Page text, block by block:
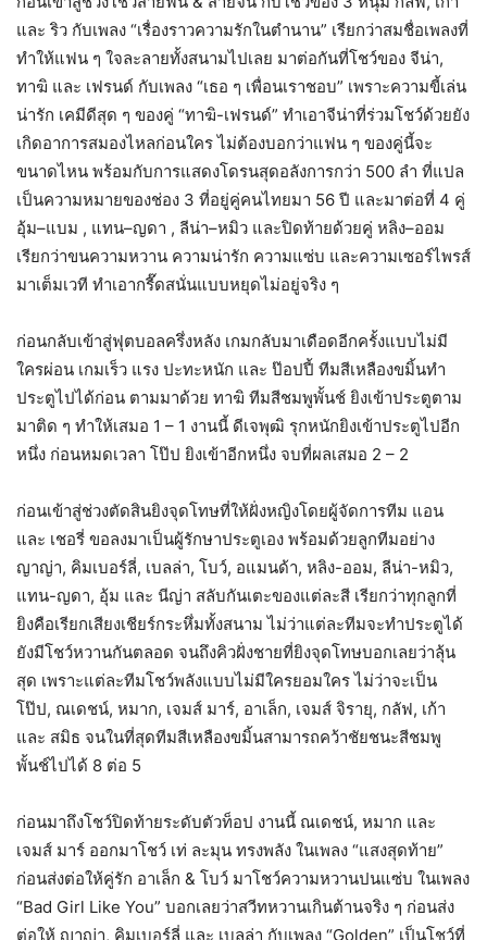
และ ริว กับเพลง “เรื่องราวความรักในตำนาน” เรียกว่าสมชื่อเพลงที่
ทำให้แฟน ๆ ใจละลายทั้งสนามไปเลย มาต่อกันที่โชว์ของ จีน่า,
ทาฆิ และ เฟรนด์ กับเพลง “เธอ ๆ เพื่อนเราชอบ” เพราะความขี้เล่น
น่ารัก เคมีดีสุด ๆ ของคู่ “ทาฆิ-เฟรนด์” ทำเอาจีน่าที่ร่วมโชว์ด้วยยัง
เกิดอาการสมองไหลก่อนใคร ไม่ต้องบอกว่าแฟน ๆ ของคู่นี้จะ
ขนาดไหน พร้อมกับการแสดงโดรนสุดอลังการกว่า 500 ลำ ที่แปล
เป็นความหมายของช่อง 3 ที่อยู่คู่คนไทยมา 56 ปี และมาต่อที่ 4 คู่
อุ้ม–แบม , แทน–ญดา , ลีน่า–หมิว และปิดท้ายด้วยคู่ หลิง–ออม
เรียกว่าขนความหวาน ความน่ารัก ความแซ่บ และความเซอร์ไพรส์
มาเต็มเวที ทำเอากรี๊ดสนั่นแบบหยุดไม่อยู่จริง ๆ
ก่อนกลับเข้าสู่ฟุตบอลครึ่งหลัง เกมกลับมาเดือดอีกครั้งแบบไม่มี
ใครผ่อน เกมเร็ว แรง ปะทะหนัก และ ป๊อปปี้ ทีมสีเหลืองขมิ้นทำ
ประตูไปได้ก่อน ตามมาด้วย ทาฆิ ทีมสีชมพูพั้นช์ ยิงเข้าประตูตาม
มาติด ๆ ทำให้เสมอ 1 – 1 งานนี้ ดีเจพุฒิ รุกหนักยิงเข้าประตูไปอีก
หนึ่ง ก่อนหมดเวลา โป๊ป ยิงเข้าอีกหนึ่ง จบที่ผลเสมอ 2 – 2
ก่อนเข้าสู่ช่วงตัดสินยิงจุดโทษที่ให้ฝั่งหญิงโดยผู้จัดการทีม แอน
และ เชอรี่ ขอลงมาเป็นผู้รักษาประตูเอง พร้อมด้วยลูกทีมอย่าง
ญาญ่า, คิมเบอร์ลี่, เบลล่า, โบว์, อแมนด้า, หลิง-ออม, ลีน่า-หมิว,
แทน-ญดา, อุ้ม และ นีญ่า สลับกันเตะของแต่ละสี เรียกว่าทุกลูกที่
ยิงคือเรียกเสียงเชียร์กระหึ่มทั้งสนาม ไม่ว่าแต่ละทีมจะทำประตูได้
ยังมีโชว์หวานกันตลอด จนถึงคิวฝั่งชายที่ยิงจุดโทษบอกเลยว่าลุ้น
สุด เพราะแต่ละทีมโชว์พลังแบบไม่มีใครยอมใคร ไม่ว่าจะเป็น
โป๊ป, ณเดชน์, หมาก, เจมส์ มาร์, อาเล็ก, เจมส์ จิรายุ, กลัฟ, เก้า
และ สมิธ จนในที่สุดทีมสีเหลืองขมิ้นสามารถคว้าชัยชนะสีชมพู
พั้นช์ไปได้ 8 ต่อ 5
ก่อนมาถึงโชว์ปิดท้ายระดับตัวท็อป งานนี้ ณเดชน์, หมาก และ
เจมส์ มาร์ ออกมาโชว์ เท่ ละมุน ทรงพลัง ในเพลง “แสงสุดท้าย”
ก่อนส่งต่อให้คู่รัก อาเล็ก & โบว์ มาโชว์ความหวานปนแซ่บ ในเพลง
“Bad Girl Like You” บอกเลยว่าสวีทหวานเกินต้านจริง ๆ ก่อนส่ง
ต่อให้ ญาญ่า, คิมเบอร์ลี่ และ เบลล่า กับเพลง “Golden” เป็นโชว์ที่